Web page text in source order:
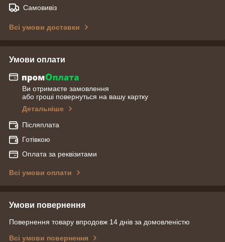
Самовивіз
Всі умови доставки
Умови оплати
Ви отримаєте замовлення
або гроші повернуться на вашу картку
Детальніше
Післяплата
Готівкою
Оплата за реквізитами
Всі умови оплати
Умови повернення
Повернення товару впродовж 14 днів за домовленістю
Всі умови повернення